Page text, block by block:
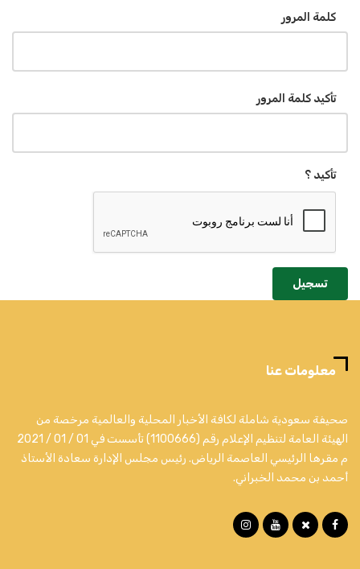
كلمة المرور
تأكيد كلمة المرور
تأكيد ؟
تسجيل
معلومات عنا
صحيفة سعودية شاملة لكافة الأخبار المحلية والعالمية مرخصة من
الهيئة العامة لتنظيم الإعلام رقم (1100666) تأسست في 01 / 01 / 2021
م مقرها الرئيسي العاصمة الرياض. رئيس مجلس الإدارة سعادة الأستاذ
أحمد بن محمد الخبراني.